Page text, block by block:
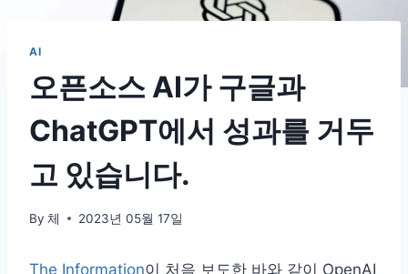
AI
오픈소스 AI가 구글과
ChatGPT에서 성과를 거두
고 있습니다.
By 체 2023년 05월 17일
The Information이 처음 보도한 바와 같이 OpenAI